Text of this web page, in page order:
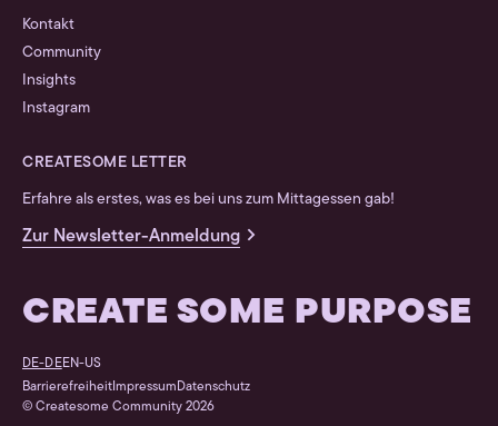
Kontakt
Community
Insights
Instagram
CREATESOME LETTER
Erfahre als erstes, was es bei uns zum Mittagessen gab!
Zur Newsletter-Anmeldung
CREATE SOME PURPOSE
© Createsome Community 2026
DE-DEEN-US
BarrierefreiheitImpressumDatenschutz